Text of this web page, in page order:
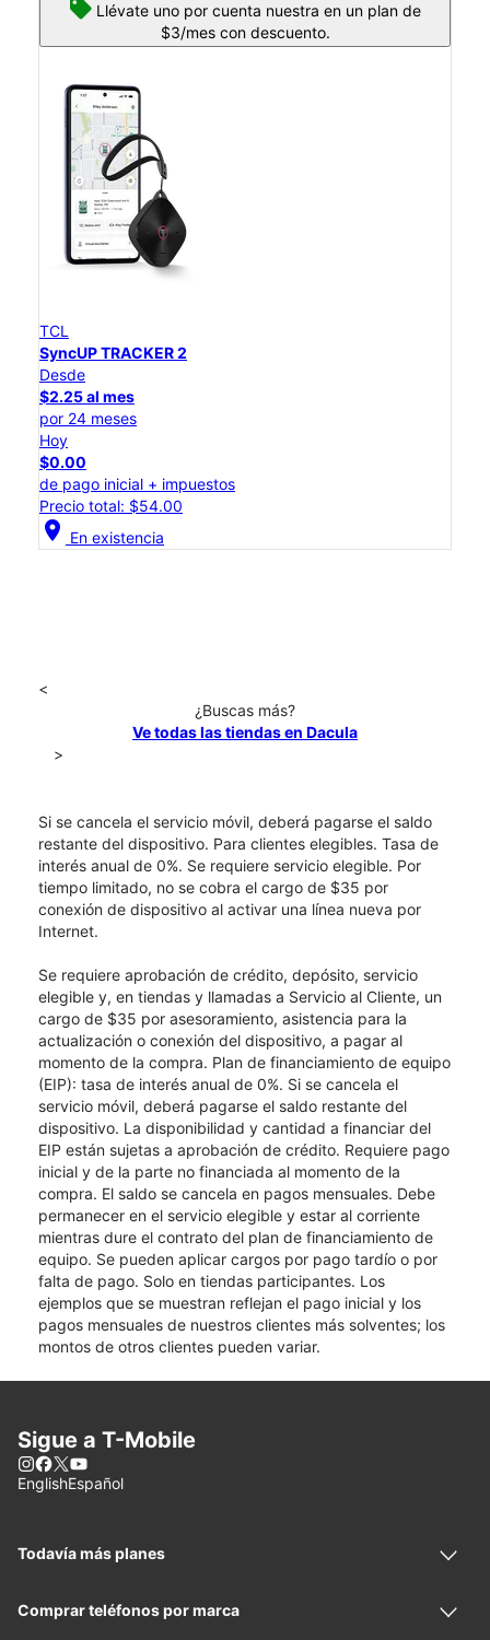
Llévate uno por cuenta nuestra en un plan de
$3/mes con descuento.
TCL
SyncUP TRACKER 2
Desde
$2.25 al mes
por 24 meses
Hoy
$0.00
de pago inicial + impuestos
Precio total: $54.00
location_on En existencia
<
¿Buscas más?
Ve todas las tiendas en Dacula
>
Si se cancela el servicio móvil, deberá pagarse el saldo
restante del dispositivo. Para clientes elegibles. Tasa de
interés anual de 0%. Se requiere servicio elegible. Por
tiempo limitado, no se cobra el cargo de $35 por
conexión de dispositivo al activar una línea nueva por
Internet.
Se requiere aprobación de crédito, depósito, servicio
elegible y, en tiendas y llamadas a Servicio al Cliente, un
cargo de $35 por asesoramiento, asistencia para la
actualización o conexión del dispositivo, a pagar al
momento de la compra. Plan de financiamiento de equipo
(EIP): tasa de interés anual de 0%. Si se cancela el
servicio móvil, deberá pagarse el saldo restante del
dispositivo. La disponibilidad y cantidad a financiar del
EIP están sujetas a aprobación de crédito. Requiere pago
inicial y de la parte no financiada al momento de la
compra. El saldo se cancela en pagos mensuales. Debe
permanecer en el servicio elegible y estar al corriente
mientras dure el contrato del plan de financiamiento de
equipo. Se pueden aplicar cargos por pago tardío o por
falta de pago. Solo en tiendas participantes. Los
ejemplos que se muestran reflejan el pago inicial y los
pagos mensuales de nuestros clientes más solventes; los
montos de otros clientes pueden variar.